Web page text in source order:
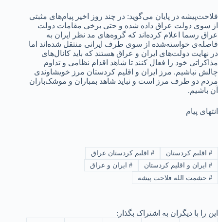
فلاحت‌پیشه در پایان می‌گوید: در چند روز اخیر پیام‌های مثبتی
از سوی دولت عراق داده شده و حتی برخی مقامات دولت
عراق رسما اعلام کرده‌اند که گروه‌های مد نظر ایران به
فاصله‌ی خواسته‌شده از سوی طرف ایرانی منتقل شده‌اند اما
در نهایت دولت‌های ایران و عراق هستند که باید کانال‌های
مذاکراتی خود را فعال کنند تا شاهد اقدام نظامی و تداوم
چالش نباشیم. مرز ایران و اقلیم کردستان مرز خویشاوندی
مردم دو طرف مرز است و نباید شاهد بمباران و موشک‌باران
آن باشیم.
انتهای پیام
#اقلیم کردستان #اقلیم کردستان عراق
#ایران و اقلیم کردستان #ایران و عراق
#حشمت الله فلاحت پیشه
این را با دیگران به اشتراک بگذار: